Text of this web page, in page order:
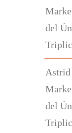
del
Astrid
del